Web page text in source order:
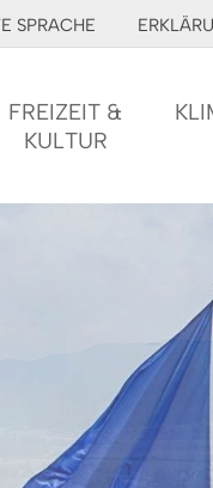
SPRACHE
FREIZEIT &
KULTUR